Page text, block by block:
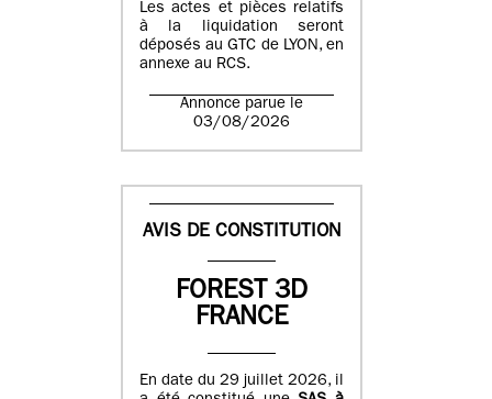
Les actes et pièces relatifs
à la liquidation seront
déposés au GTC de LYON, en
annexe au RCS.
Annonce parue le
03/08/2026
AVIS DE CONSTITUTION
FOREST 3D
FRANCE
En date du 29 juillet 2026, il